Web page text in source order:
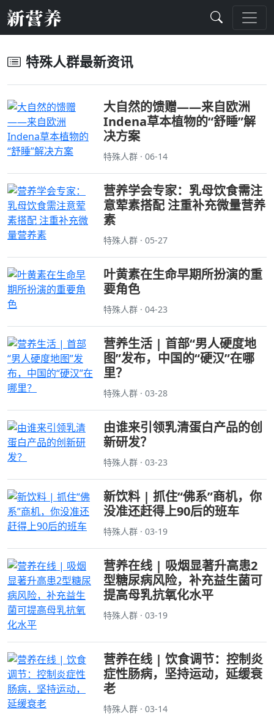
特殊人群最新资讯
大自然的馈赠——来自欧洲
Indena草本植物的“舒睡”解
决方案
特殊人群 · 06-14
营养学会专家：乳母饮食需注
意荤素搭配 注重补充微量营养
素
特殊人群 · 05-27
叶黄素在生命早期所扮演的重
要角色
特殊人群 · 04-23
营养生活 | 首部“男人硬度地
图”发布，中国的“硬汉”在哪
里？
特殊人群 · 03-28
由谁来引领乳清蛋白产品的创
新研发？
特殊人群 · 03-23
新饮料 | 抓住“佛系”商机，你
没准还赶得上90后的班车
特殊人群 · 03-19
营养在线 | 吸烟显著升高患2
型糖尿病风险，补充益生菌可
提高母乳抗氧化水平
特殊人群 · 03-19
营养在线 | 饮食调节：控制炎
症性肠病，坚持运动，延缓衰
老
特殊人群 · 03-14